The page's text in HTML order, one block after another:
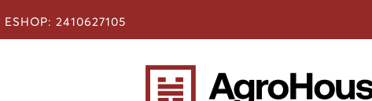
ESHOP: 2410627105